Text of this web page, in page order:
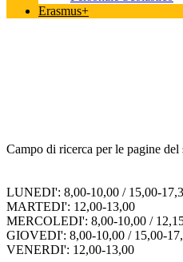
Erasmus+
Campo di ricerca per le pagine del
LUNEDI': 8,00-10,00 / 15,00-
MARTEDI': 12,00-13,00
MERCOLEDI': 8,00-10,00 /
GIOVEDI': 8,00-10,00 / 15,00-
VENERDI': 12,00-13,00